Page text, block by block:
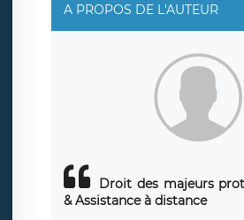
A PROPOS DE L'AUTEUR
Droit des majeurs
& Assistance à distance